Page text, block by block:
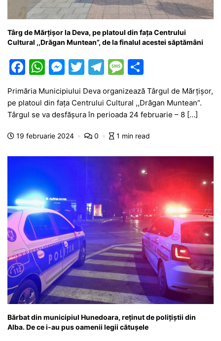
Târg de Mărțișor la Deva, pe platoul din fața Centrului
Cultural ,,Drăgan Muntean”, de la finalul acestei săptămâni
F
a
c
e
b
o
o
k
W
at
s
A
p
p
M
e
s
s
e
g
T
itt
er
T
e
gr
a
m
M
s
s
a
e
ar
ta
je
a
ă
Primăria Municipiului Deva organizează Târgul de Mărțișor,
pe platoul din fața Centrului Cultural ,,Drăgan Muntean”.
Târgul se va desfășura în perioada 24 februarie – 8 […]
19 februarie 2024 0 1 min read
Bărbat din municipiul Hunedoara, reținut de polițiștii din
Alba. De ce i-au pus oamenii legii cătușele